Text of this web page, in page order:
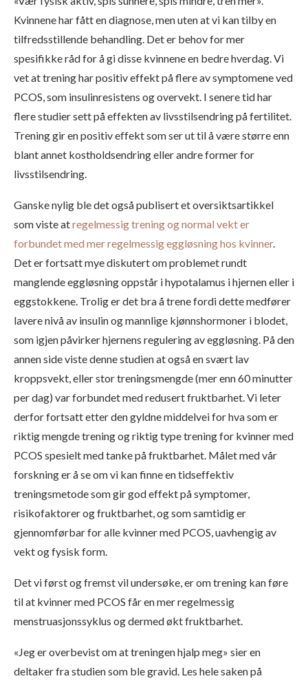
Kvinnene har fått en diagnose, men uten at vi kan tilby en
tilfredsstillende behandling. Det er behov for mer
spesifikke råd for å gi disse kvinnene en bedre hverdag. Vi
vet at trening har positiv effekt på flere av symptomene ved
PCOS, som insulinresistens og overvekt. I senere tid har
flere studier sett på effekten av livsstilsendring på fertilitet.
Trening gir en positiv effekt som ser ut til å være større enn
blant annet kostholdsendring eller andre former for
livsstilsendring.
Ganske nylig ble det også publisert et oversiktsartikkel
som viste atregelmessig trening og normal vekt er
forbundet med mer regelmessig eggløsning hos kvinner.
Det er fortsatt mye diskutert om problemet rundt
manglende eggløsning oppstår i hypotalamus i hjernen eller i
eggstokkene. Trolig er det bra å trene fordi dette medfører
lavere nivå av insulin og mannlige kjønnshormoner i blodet,
som igjen påvirker hjernens regulering av eggløsning. På den
annen side viste denne studien at også en svært lav
kroppsvekt, eller stor treningsmengde (mer enn 60 minutter
per dag) var forbundet med redusert fruktbarhet. Vi leter
derfor fortsatt etter den gyldne middelvei for hva som er
riktig mengde trening og riktig type trening for kvinner med
PCOS spesielt med tanke på fruktbarhet. Målet med vår
forskning er å se om vi kan finne en tidseffektiv
treningsmetode som gir god effekt på symptomer,
risikofaktorer og fruktbarhet, og som samtidig er
gjennomførbar for alle kvinner med PCOS, uavhengig av
vekt og fysisk form.
Det vi først og fremst vil undersøke, er om trening kan føre
til at kvinner med PCOS får en mer regelmessig
menstruasjonssyklus og dermed økt fruktbarhet.
«Jeg er overbevist om at treningen hjalp meg» sier en
deltaker fra studien som ble gravid. Les hele saken på